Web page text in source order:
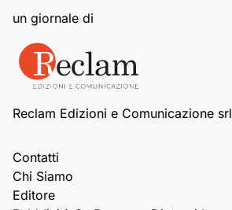
un giornale di
Reclam Edizioni e Comunicazione srl
Contatti
Chi Siamo
Editore